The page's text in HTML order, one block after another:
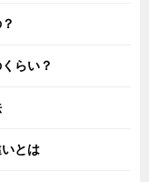
らい？
とは